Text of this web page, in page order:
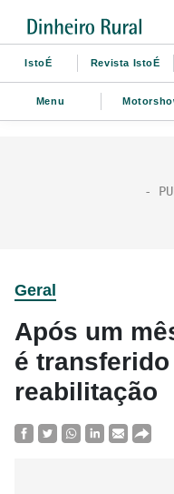
IstoÉ Revista IstoÉ
Menu
Geral
Após um
é
reabilitação